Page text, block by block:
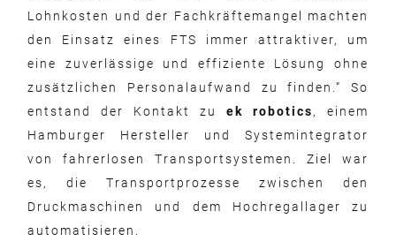
Lohnkosten und der Fachkräftemangel machten
den Einsatz eines FTS immer attraktiver, um
eine zuverlässige und effiziente Lösung ohne
zusätzlichen Personalaufwand zu finden.“ So
entstand der Kontakt zu ek robotics, einem
Hamburger Hersteller und Systemintegrator
von fahrerlosen Transportsystemen. Ziel war
es, die Transportprozesse zwischen den
Druckmaschinen und dem Hochregallager zu
automatisieren.